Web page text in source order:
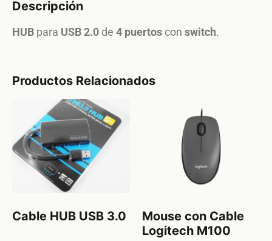
Descripción
HUB para USB 2.0 de 4 puertos con switch.
Productos Relacionados
Cable HUB USB 3.0
Mouse con Cable
Logitech M100